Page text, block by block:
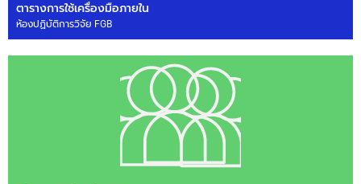
ตารางการใช้เครื่องมือภายใน
ห้องปฏิบัติการวิจัย FGB